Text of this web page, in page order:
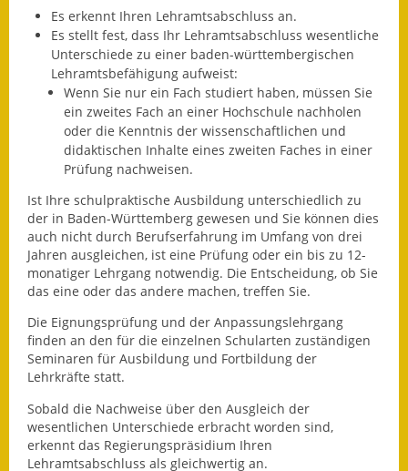
Dienstleistungen
Formulare
Fundbehörde
Gemeinderat
Sitzungsberichte 2016
Sitzungsberichte 2017
Sitzungsberichte 2018
Sitzungsberichte 2019
Sitzungsberichte 2020
Gemeindeverwaltung
Haushalt & Finanzen
Es erkennt Ihren Lehramtsabschluss an.
Es stellt fest, dass Ihr Lehramtsabschluss wesentliche
Unterschiede zu einer baden-württembergischen
Lehramtsbefähigung aufweist:
Wenn Sie nur ein Fach studiert haben, müssen Sie
ein zweites Fach an einer Hochschule nachholen
oder die Kenntnis der wissenschaftlichen und
didaktischen Inhalte eines zweiten Faches in einer
Prüfung nachweisen.
Ist Ihre schulpraktische Ausbildung unterschiedlich zu
der in Baden-Württemberg gewesen und Sie können dies
auch nicht durch Berufserfahrung im Umfang von drei
Jahren ausgleichen, ist eine Prüfung oder ein bis zu 12-
monatiger Lehrgang notwendig. Die Entscheidung, ob Sie
das eine oder das andere machen, treffen Sie.
Die Eignungsprüfung und der Anpassungslehrgang
finden an den für die einzelnen Schularten zuständigen
Seminaren für Ausbildung und Fortbildung der
Lehrkräfte statt.
Sobald die Nachweise über den Ausgleich der
wesentlichen Unterschiede erbracht worden sind,
erkennt das Regierungspräsidium Ihren
Lehramtsabschluss als gleichwertig an.